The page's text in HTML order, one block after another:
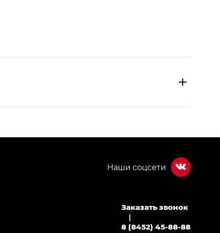
— GX PREMIUM, Джи Эти — GT, Джи Эль —
Заказать звонок
|
8 (8452) 45-88-88